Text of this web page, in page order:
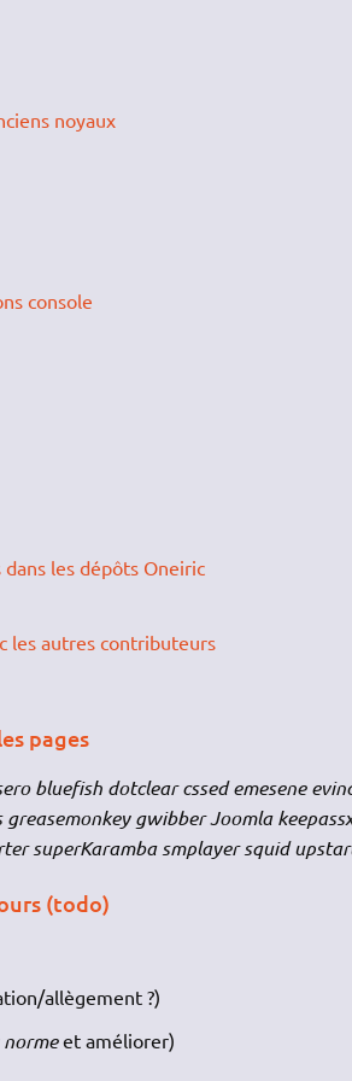
noyaux
console
les dépôts Oneiric
les autres contributeurs
pages
bluefish dotclear cssed emesene
greasemonkey gwibber Joomla
superKaramba smplayer squid
(todo)
allègement ?)
et améliorer)